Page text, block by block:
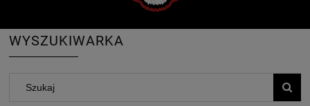
WYSZUKIWARKA